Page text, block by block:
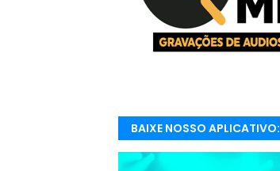
BAIXE NOSSO APLICATIVO:
RADIONETPARNAIBA